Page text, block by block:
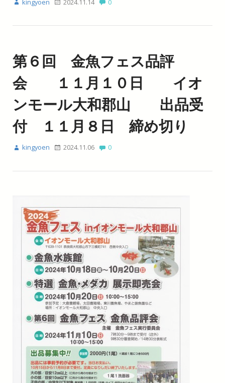
kingyoen 2024.11.14 0
第６回 金魚フェス品評
会 １１月１０日 イオ
ンモール大和郡山 出品受
付 １１月８日 締め切り
kingyoen 2024.11.06 0